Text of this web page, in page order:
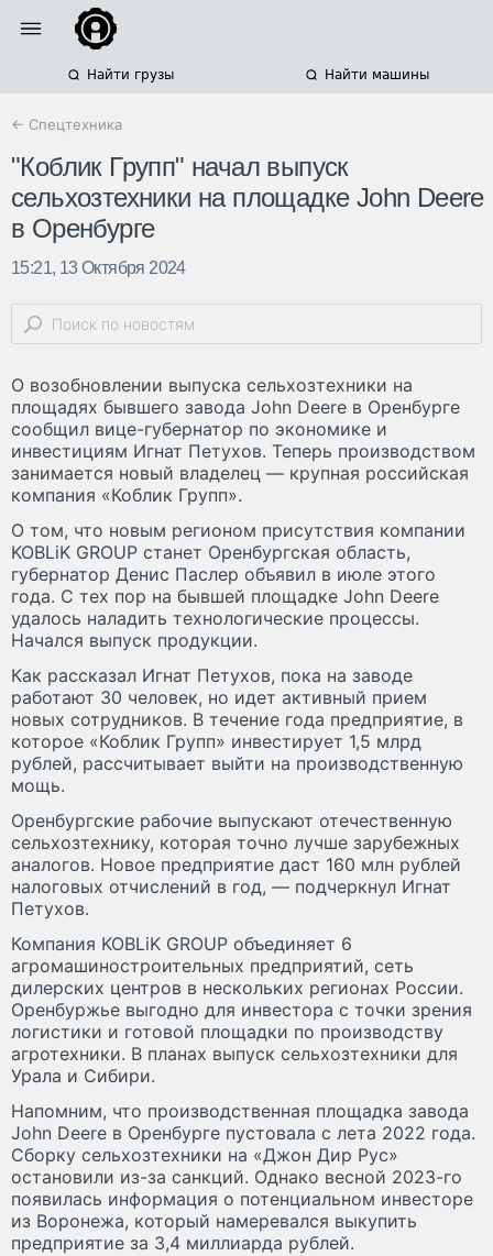
Найти грузы Найти машины
← Спецтехника
"Коблик Групп" начал выпуск
сельхозтехники на площадке John Deere
в Оренбурге
15:21, 13 Октября 2024
О возобновлении выпуска сельхозтехники на
площадях бывшего завода John Deere в Оренбурге
сообщил вице-губернатор по экономике и
инвестициям Игнат Петухов. Теперь производством
занимается новый владелец — крупная российская
компания «Коблик Групп».
О том, что новым регионом присутствия компании
KOBLiK GROUP станет Оренбургская область,
губернатор Денис Паслер объявил в июле этого
года. С тех пор на бывшей площадке John Deere
удалось наладить технологические процессы.
Начался выпуск продукции.
Как рассказал Игнат Петухов, пока на заводе
работают 30 человек, но идет активный прием
новых сотрудников. В течение года предприятие, в
которое «Коблик Групп» инвестирует 1,5 млрд
рублей, рассчитывает выйти на производственную
мощь.
Оренбургские рабочие выпускают отечественную
сельхозтехнику, которая точно лучше зарубежных
аналогов. Новое предприятие даст 160 млн рублей
налоговых отчислений в год, — подчеркнул Игнат
Петухов.
Компания KOBLiK GROUP объединяет 6
агромашиностроительных предприятий, сеть
дилерских центров в нескольких регионах России.
Оренбуржье выгодно для инвестора с точки зрения
логистики и готовой площадки по производству
агротехники. В планах выпуск сельхозтехники для
Урала и Сибири.
Напомним, что производственная площадка завода
John Deere в Оренбурге пустовала с лета 2022 года.
Сборку сельхозтехники на «Джон Дир Рус»
остановили из-за санкций. Однако весной 2023-го
появилась информация о потенциальном инвесторе
из Воронежа, который намеревался выкупить
предприятие за 3,4 миллиарда рублей.